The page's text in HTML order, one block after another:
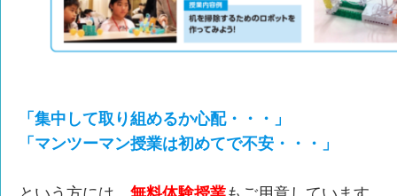
「集中して取り組めるか心配・・・」
「マンツーマン授業は初めてで不安・・・」